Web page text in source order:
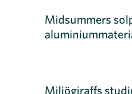
Midsummers
Miljögiraffs